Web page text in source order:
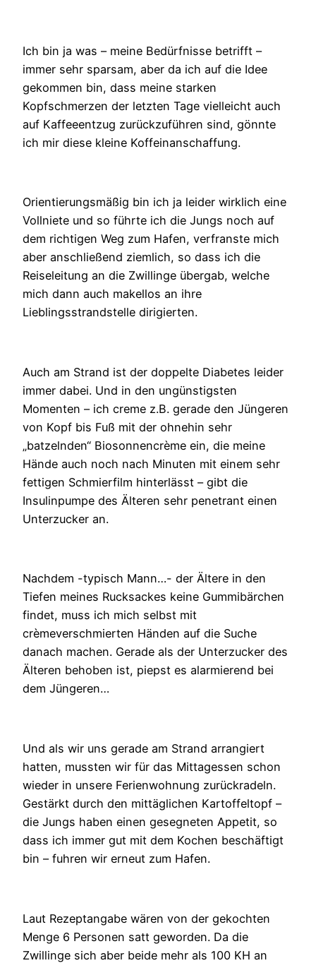
Ich bin ja was – meine Bedürfnisse betrifft –
immer sehr sparsam, aber da ich auf die Idee
gekommen bin, dass meine starken
Kopfschmerzen der letzten Tage vielleicht auch
auf Kaffeeentzug zurückzuführen sind, gönnte
ich mir diese kleine Koffeinanschaffung.
Orientierungsmäßig bin ich ja leider wirklich eine
Vollniete und so führte ich die Jungs noch auf
dem richtigen Weg zum Hafen, verfranste mich
aber anschließend ziemlich, so dass ich die
Reiseleitung an die Zwillinge übergab, welche
mich dann auch makellos an ihre
Lieblingsstrandstelle dirigierten.
Auch am Strand ist der doppelte Diabetes leider
immer dabei. Und in den ungünstigsten
Momenten – ich creme z.B. gerade den Jüngeren
von Kopf bis Fuß mit der ohnehin sehr
„batzelnden“ Biosonnencrème ein, die meine
Hände auch noch nach Minuten mit einem sehr
fettigen Schmierfilm hinterlässt – gibt die
Insulinpumpe des Älteren sehr penetrant einen
Unterzucker an.
Nachdem -typisch Mann…- der Ältere in den
Tiefen meines Rucksackes keine Gummibärchen
findet, muss ich mich selbst mit
crèmeverschmierten Händen auf die Suche
danach machen. Gerade als der Unterzucker des
Älteren behoben ist, piepst es alarmierend bei
dem Jüngeren…
Und als wir uns gerade am Strand arrangiert
hatten, mussten wir für das Mittagessen schon
wieder in unsere Ferienwohnung zurückradeln.
Gestärkt durch den mittäglichen Kartoffeltopf –
die Jungs haben einen gesegneten Appetit, so
dass ich immer gut mit dem Kochen beschäftigt
bin – fuhren wir erneut zum Hafen.
Laut Rezeptangabe wären von der gekochten
Menge 6 Personen satt geworden. Da die
Zwillinge sich aber beide mehr als 100 KH an